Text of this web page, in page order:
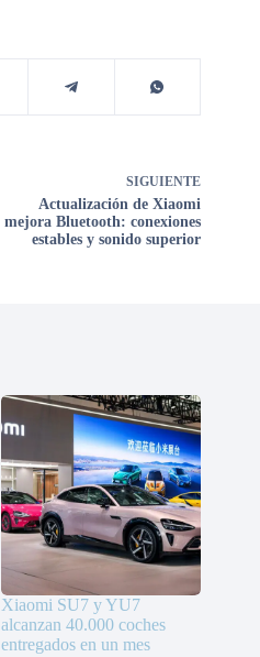
SIGUIENTE
Actualización de Xiaomi
mejora Bluetooth: conexiones
estables y sonido superior
Xiaomi SU7 y YU7
alcanzan 40.000 coches
entregados en un mes